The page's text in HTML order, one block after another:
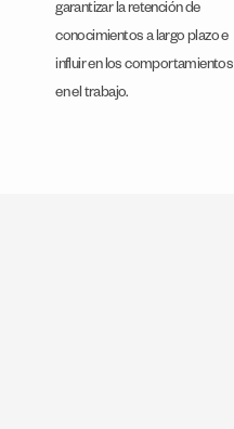
garantizar la retención de
conocimientos a largo plazo e
influir en los comportamientos
en el trabajo.